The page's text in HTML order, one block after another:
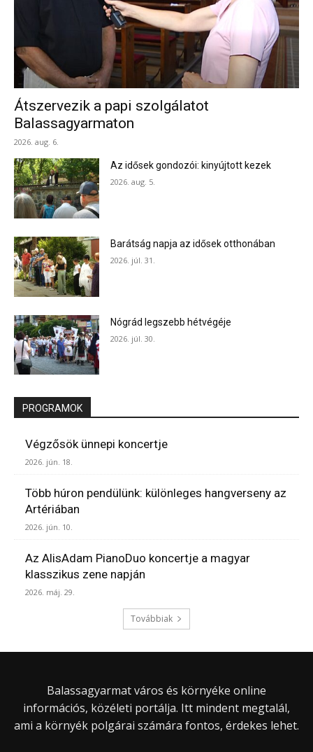
Átszervezik a papi szolgálatot
Balassagyarmaton
2026. aug. 6.
Az idősek gondozói: kinyújtott kezek
2026. aug. 5.
Barátság napja az idősek otthonában
2026. júl. 31.
Nógrád legszebb hétvégéje
2026. júl. 30.
PROGRAMOK
Végzősök ünnepi koncertje
2026. jún. 18.
Több húron pendülünk: különleges hangverseny az
Artériában
2026. jún. 10.
Az AlisAdam PianoDuo koncertje a magyar
klasszikus zene napján
2026. máj. 29.
Továbbiak
Balassagyarmat város és környéke online
információs, közéleti portálja. Itt mindent megtalál,
ami a környék polgárai számára fontos, érdekes lehet.